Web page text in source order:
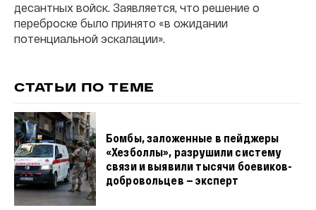
десантных войск. Заявляется, что решение о
переброске было принято «в ожидании
потенциальной эскалации».
СТАТЬИ ПО ТЕМЕ
Бомбы, заложенные в пейджеры
«Хезболлы», разрушили систему
связи и выявили тысячи боевиков-
добровольцев — эксперт